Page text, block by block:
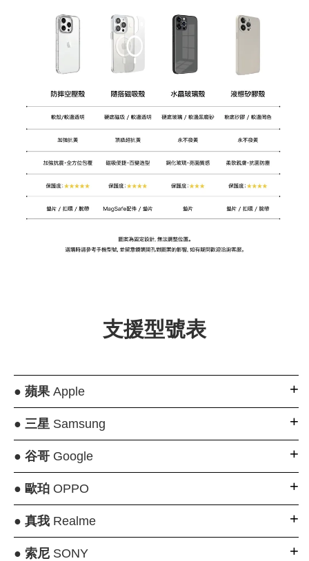
支援型號表
● 蘋果Apple
● 三星Samsung
● 谷哥Google
● 歐珀OPPO
● 真我Realme
● 索尼SONY